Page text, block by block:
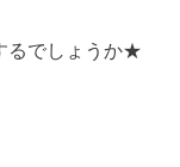
るでしょうか★